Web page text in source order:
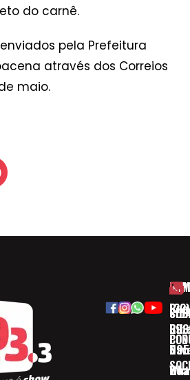
do carnê.
pela Prefeitura
através dos Correios
maio.
(32)